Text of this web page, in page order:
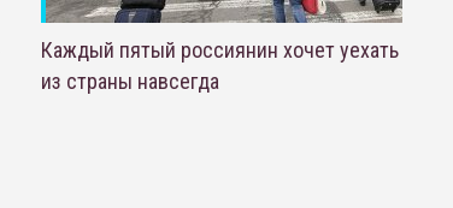
Каждый пятый россиянин хочет уехать
из страны навсегда